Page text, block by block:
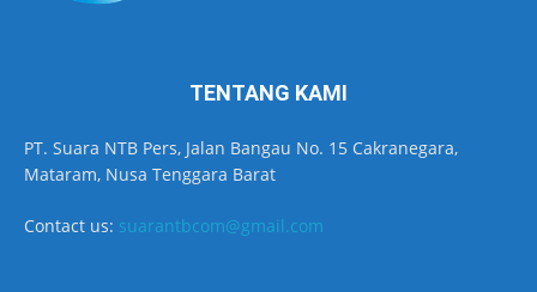
TENTANG KAMI
PT. Suara NTB Pers, Jalan Bangau No. 15 Cakranegara,
Mataram, Nusa Tenggara Barat
Contact us: suarantbcom@gmail.com